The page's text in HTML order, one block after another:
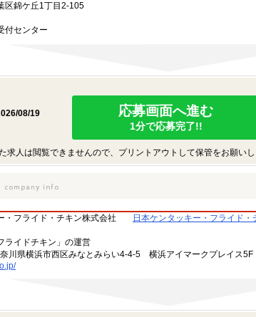
区錦ケ丘1丁目2-105
付センター
08/19
応募画面へ進む
1分で応募完了!!
求人は閲覧できませんので、プリントアウトして保管をお願いし
・フライド・チキン株式会社
日本ケンタッキー・フライド
ライドチキン」の運営
川県横浜市西区みなとみらい4-4-5 横浜アイマークプレイス5F